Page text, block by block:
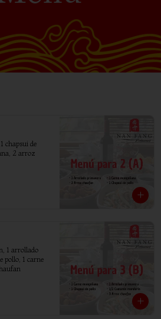
chapsui de
2 arroz
1 arrollado
pollo, 1 carne